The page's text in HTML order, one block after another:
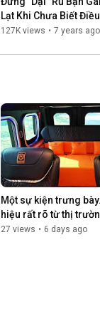
Lạt Khi Chưa Biết
127K views • 7 years ago
Một sự kiện trưng
hiệu rất rõ từ thị
27 views • 6 days ago